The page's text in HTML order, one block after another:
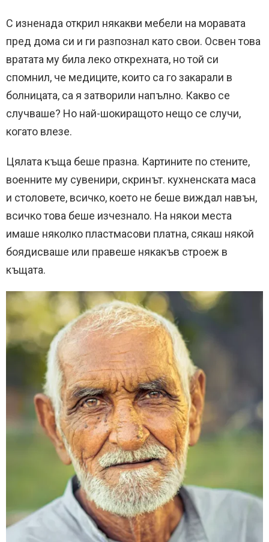
С изненада открил някакви мебели на моравата
пред дома си и ги разпознал като свои. Освен това
вратата му била леко открехната, но той си
спомнил, че медиците, които са го закарали в
болницата, са я затворили напълно. Какво се
случваше? Но най-шокиращото нещо се случи,
когато влезе.
Цялата къща беше празна. Картините по стените,
военните му сувенири, скринът. кухненската маса
и столовете, всичко, което не беше виждал навън,
всичко това беше изчезнало. На някои места
имаше няколко пластмасови платна, сякаш някой
боядисваше или правеше някакъв строеж в
къщата.